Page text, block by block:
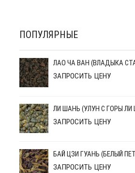
ПОПУЛЯРНЫЕ
ЛАО ЧА ВАН (ВЛАДЫКА
ЗАПРОСИТЬ ЦЕНУ
ЛИ ШАНЬ (УЛУН С ГОРЫ ЛИ
ЗАПРОСИТЬ ЦЕНУ
БАЙ ЦЗИ ГУАНЬ (БЕЛЫЙ
ЗАПРОСИТЬ ЦЕНУ